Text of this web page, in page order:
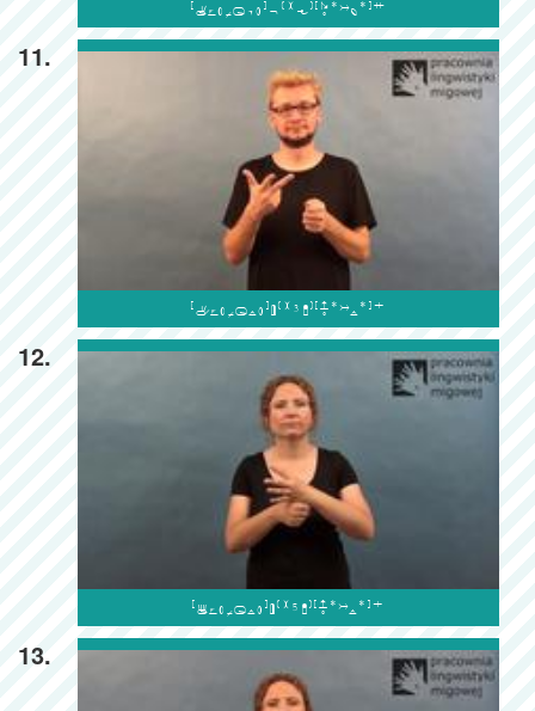

11.

12.

13.